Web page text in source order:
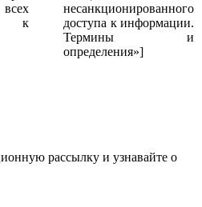
к
несанкционированного
доступа к информации.
Термины и
определения»]
рассылку и узнавайте о